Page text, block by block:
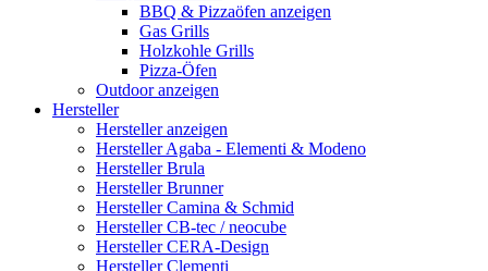
BBQ & Pizzaöfen anzeigen
Gas Grills
Holzkohle Grills
Pizza-Öfen
Outdoor anzeigen
Hersteller
Hersteller anzeigen
Hersteller Agaba - Elementi & Modeno
Hersteller Brula
Hersteller Brunner
Hersteller Camina & Schmid
Hersteller CB-tec / neocube
Hersteller CERA-Design
Hersteller Clementi